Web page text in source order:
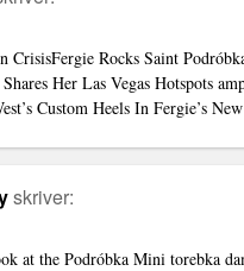
CrisisFergie Rocks Saint
Her Las Vegas Hotspots
Custom Heels In Fergie’s
skriver:
at the Podróbka Mini torebka